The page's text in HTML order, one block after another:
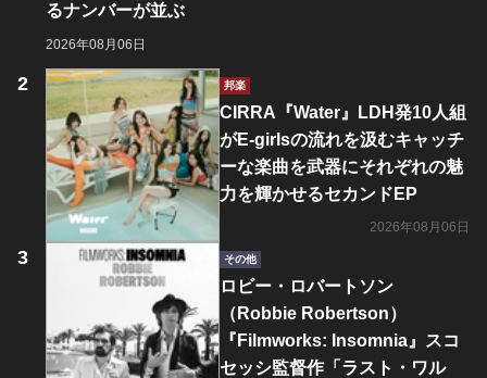
るナンバーが並ぶ
2026年08月06日
邦楽
CIRRA『Water』LDH発10人組
がE-girlsの流れを汲むキャッチ
ーな楽曲を武器にそれぞれの魅
力を輝かせるセカンドEP
2026年08月06日
その他
ロビー・ロバートソン
（Robbie Robertson）
『Filmworks: Insomnia』スコ
セッシ監督作「ラスト・ワル